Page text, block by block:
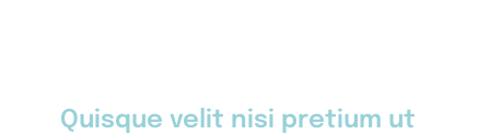
Quisque velit nisi pretium ut